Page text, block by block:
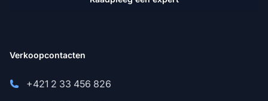
Verkoopcontacten
+421 2 33 456 826